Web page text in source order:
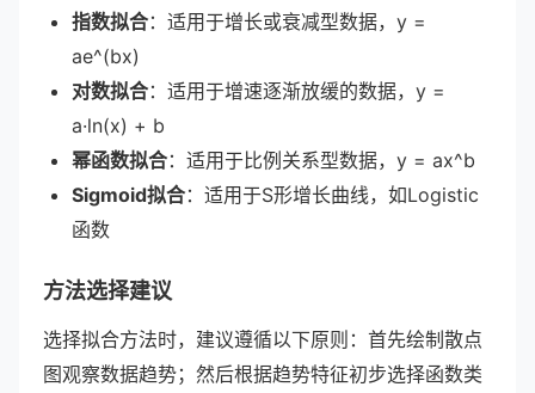
指数拟合：适用于增长或衰减型数据，y =
ae^(bx)
对数拟合：适用于增速逐渐放缓的数据，y =
a·ln(x) + b
幂函数拟合：适用于比例关系型数据，y = ax^b
Sigmoid拟合：适用于S形增长曲线，如Logistic
函数
方法选择建议
选择拟合方法时，建议遵循以下原则：首先绘制散点
图观察数据趋势；然后根据趋势特征初步选择函数类